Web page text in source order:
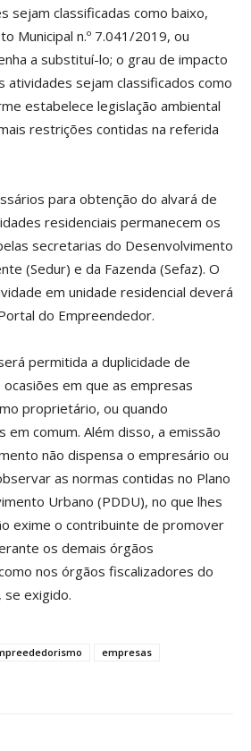
sejam classificadas como baixo,
Municipal n.º 7.041/2019, ou
a substituí-lo; o grau de impacto
atividades sejam classificados como
estabelece legislação ambiental
restrições contidas na referida
para obtenção do alvará de
residenciais permanecem os
secretarias do Desenvolvimento
(Sedur) e da Fazenda (Sefaz). O
em unidade residencial deverá
do Empreendedor.
permitida a duplicidade de
em que as empresas
proprietário, ou quando
em comum. Além disso, a emissão
não dispensa o empresário ou
as normas contidas no Plano
Urbano (PDDU), no que lhes
exime o contribuinte de promover
os demais órgãos
nos órgãos fiscalizadores do
se exigido.
empresas